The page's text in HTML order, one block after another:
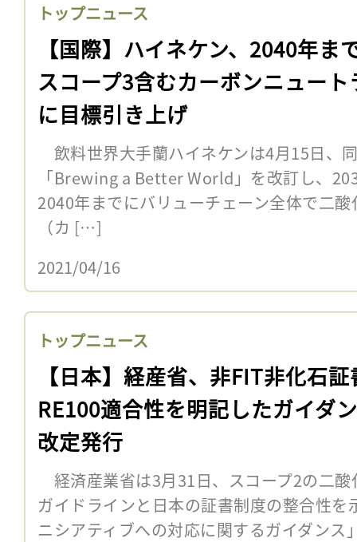
トップニュース
【国際】ハイネケン、2040年ま
スコープ3含むカーボンニュート
に目標引き上げ
飲料世界大手蘭ハイネケンは4月15日、
「Brewing a Better World」を改訂し、
2040年までにバリューチェーン全体で二
（カ […]
2021/04/16
トップニュース
【日本】経産省、非FIT非化石
RE100適合性を明記したガイダ
改定発行
経済産業省は3月31日、スコープ2の二
ガイドラインと日本の証書制度の整合性
ニシアティブへの対応に関するガイダンス